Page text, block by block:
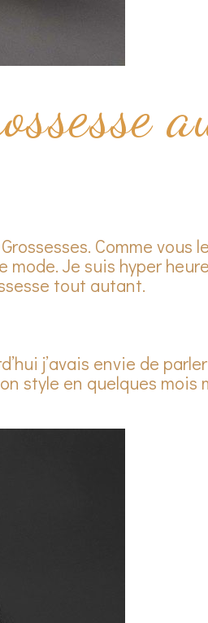
Comme vous le
Je suis hyper
tout autant.
j’avais envie de
style en quelques mois